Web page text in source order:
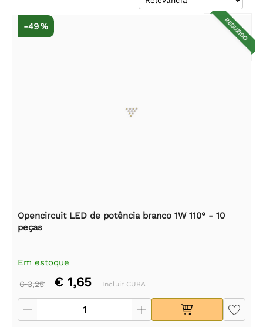
REDUZIDO
-49 %
Opencircuit LED de potência branco 1W 110° - 10
peças
Em estoque
€ 3,25 € 1,65 Incluir CUBA